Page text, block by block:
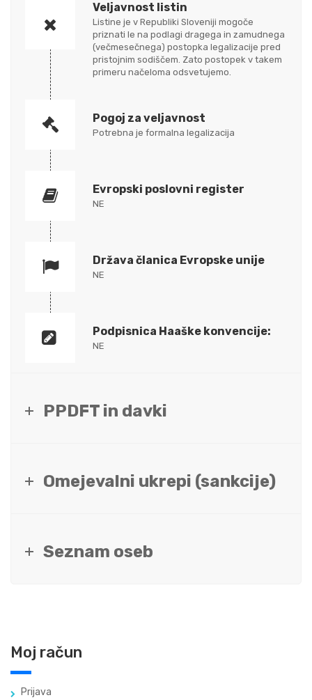
Veljavnost listin
Listine je v Republiki Sloveniji mogoče
priznati le na podlagi dragega in zamudnega
(večmesečnega) postopka legalizacije pred
pristojnim sodiščem. Zato postopek v takem
primeru načeloma odsvetujemo.
Pogoj za veljavnost
Potrebna je formalna legalizacija
Evropski poslovni register
NE
Država članica Evropske unije
NE
Podpisnica Haaške konvencije:
NE
PPDFT in davki
Omejevalni ukrepi (sankcije)
Seznam oseb
Moj račun
Prijava